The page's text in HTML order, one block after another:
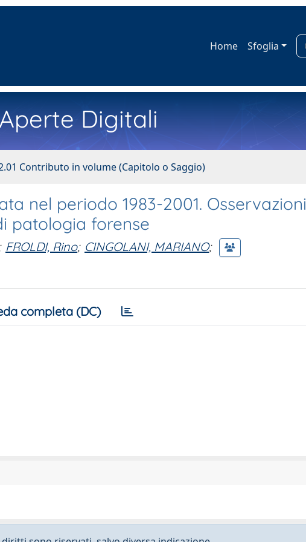
Home Sfoglia
Digitali
Contributo in volume (Capitolo o Saggio)
nel periodo 1983-2001. Osservazioni
patologia forense
FROLDI, Rino; CINGOLANI, MARIANO;
completa (DC)